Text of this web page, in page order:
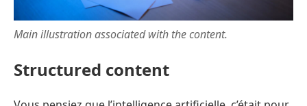
Main illustration associated with the content.
Structured content